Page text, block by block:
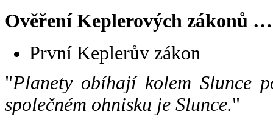
Ověření Keplerových zákonů …
První Keplerův zákon
"Planety obíhají kolem Slunce
společném ohnisku je Slunce."